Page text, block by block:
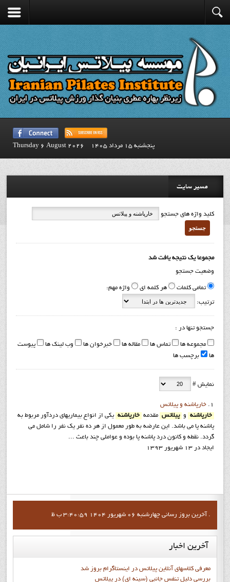
پنجشنبه 15 مرداد 1405 Thursday 6 August 2026
مسیر سایت
کلید واژه های جستجو
جستجو
مجموعا یک نتیجه یافت شد
وضعیت جستجو
تمامی کلمات هر کلمه ای واژه مهم:
ترتیب:
جستجو تنها در :
مجموعه ها تماس ها مقاله ها خبرخوان ها وب لینک ها
پیوست
ها
برچسب ها
نمایش #
1.
خارپاشنه و پیلاتس
خارپاشنه
و پیلاتس مقدمه خارپاشنه یکی از انواع بیماریهای دردآور مربوط به
پاشنه پا می باشد. این عارضه به طور معمول از هر ده نفر یک نفر را شامل می
گردد. نقطه و کانون درد پاشنه پا بوده و عواملی چند باعث ...
ایجاد در 13 شهریور 1393
آخرين بروز رساني چهارشنبه 06 شهریور 1404 3:40:59 ب ظ .
آخرین اخبار
معرفی کلاسهای آنلاین پیلاتس در اینستاگرام بروز شد
بررسی دلیل تنفس جانبی (سینه ای) در پیلاتس